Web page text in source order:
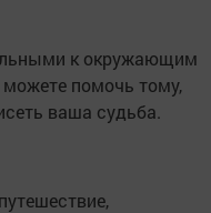
к окружающим
помочь тому,
ваша судьба.